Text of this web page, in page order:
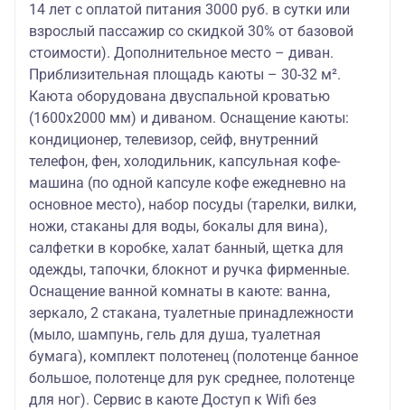
14 лет с оплатой питания 3000 руб. в сутки или
взрослый пассажир со скидкой 30% от базовой
стоимости). Дополнительное место – диван.
Приблизительная площадь каюты – 30-32 м².
Каюта оборудована двуспальной кроватью
(1600х2000 мм) и диваном. Оснащение каюты:
кондиционер, телевизор, сейф, внутренний
телефон, фен, холодильник, капсульная кофе-
машина (по одной капсуле кофе ежедневно на
основное место), набор посуды (тарелки, вилки,
ножи, стаканы для воды, бокалы для вина),
салфетки в коробке, халат банный, щетка для
одежды, тапочки, блокнот и ручка фирменные.
Оснащение ванной комнаты в каюте: ванна,
зеркало, 2 стакана, туалетные принадлежности
(мыло, шампунь, гель для душа, туалетная
бумага), комплект полотенец (полотенце банное
большое, полотенце для рук среднее, полотенце
для ног). Сервис в каюте Доступ к Wifi без